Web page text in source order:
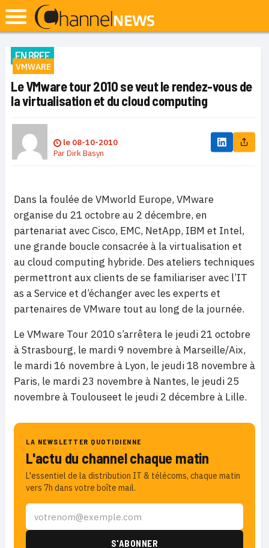
EN BREF
VMWARE
Le VMware tour 2010 se veut le rendez-vous de
la virtualisation et du cloud computing
le 08-10-2010
ParDirk Basyn
Dans la foulée de VMworld Europe, VMware
organise du 21 octobre au 2 décembre, en
partenariat avec Cisco, EMC, NetApp, IBM et Intel,
une grande boucle consacrée à la virtualisation et
au cloud computing hybride. Des ateliers techniques
permettront aux clients de se familiariser avec l’IT
as a Service et d’échanger avec les experts et
partenaires de VMware tout au long de la journée.
Le VMware Tour 2010 s’arrêtera le jeudi 21 octobre
à Strasbourg, le mardi 9 novembre à Marseille/Aix,
le mardi 16 novembre à Lyon, le jeudi 18 novembre à
Paris, le mardi 23 novembre à Nantes, le jeudi 25
novembre à Toulouseet le jeudi 2 décembre à Lille.
LA NEWSLETTER QUOTIDIENNE
L'actu du channel chaque matin
L'essentiel de la distribution IT & télécoms, chaque matin
vers 7h dans votre boîte mail.